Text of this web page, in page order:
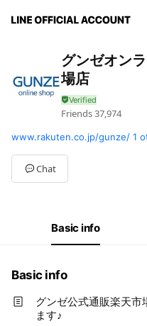
グンゼオン
場店
Friends37,974
www.rakuten.co.jp/gunze/ 1
Chat
Basic info
Basic info
グンゼ公式通販楽天市
ます♪